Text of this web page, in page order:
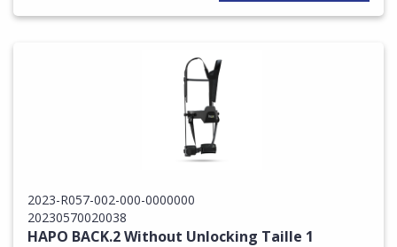
2023-R057-002-000-0000000
20230570020038
HAPO BACK.2 Without Unlocking Taille 1